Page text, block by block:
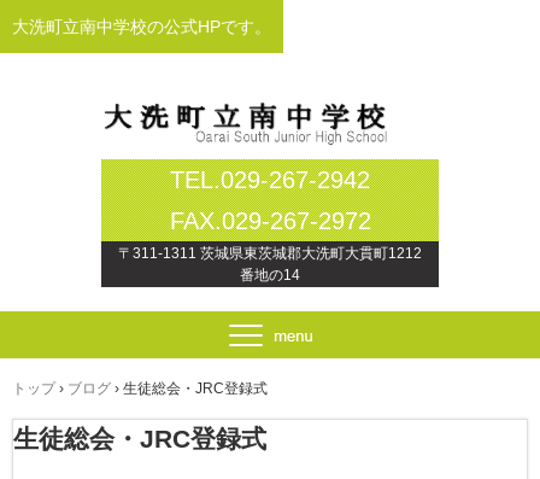
大洗町立南中学校の公式HPです。
TEL.029-267-2942
FAX.029-267-2972
〒311-1311 茨城県東茨城郡大洗町大貫町1212
番地の14
トップ › ブログ › 生徒総会・JRC登録式
生徒総会・JRC登録式